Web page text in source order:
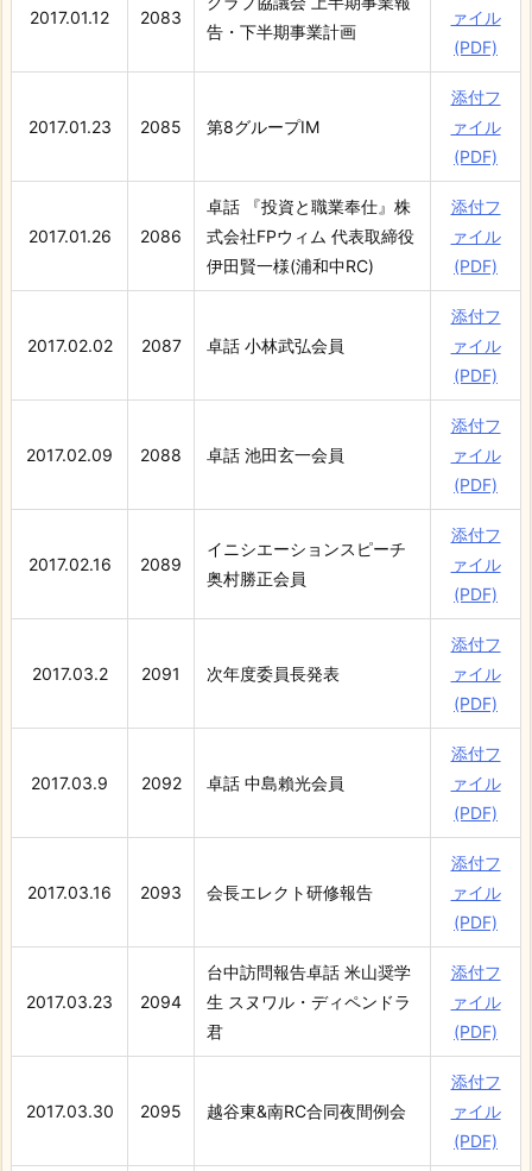
2017.01.12 2083
告・下半期事業計画
ァイル
(PDF)
2017.01.23 2085 第8グループIM
添付フ
ァイル
(PDF)
2017.01.26 2086
卓話 『投資と職業奉仕』株
式会社FPウィム 代表取締役
伊田賢一様(浦和中RC)
添付フ
ァイル
(PDF)
2017.02.02 2087 卓話 小林武弘会員
添付フ
ァイル
(PDF)
2017.02.09 2088 卓話 池田玄一会員
添付フ
ァイル
(PDF)
2017.02.16 2089
イニシエーションスピーチ
奥村勝正会員
添付フ
ァイル
(PDF)
2017.03.2 2091 次年度委員長発表
添付フ
ァイル
(PDF)
2017.03.9 2092 卓話 中島賴光会員
添付フ
ァイル
(PDF)
2017.03.16 2093 会長エレクト研修報告
添付フ
ァイル
(PDF)
2017.03.23 2094
台中訪問報告卓話 米山奨学
生 スヌワル・ディペンドラ
君
添付フ
ァイル
(PDF)
2017.03.30 2095 越谷東&南RC合同夜間例会
添付フ
ァイル
(PDF)